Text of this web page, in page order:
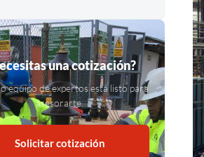
una cotización?
equipo de expertos está listo para
asesorarte.
Solicitar cotización